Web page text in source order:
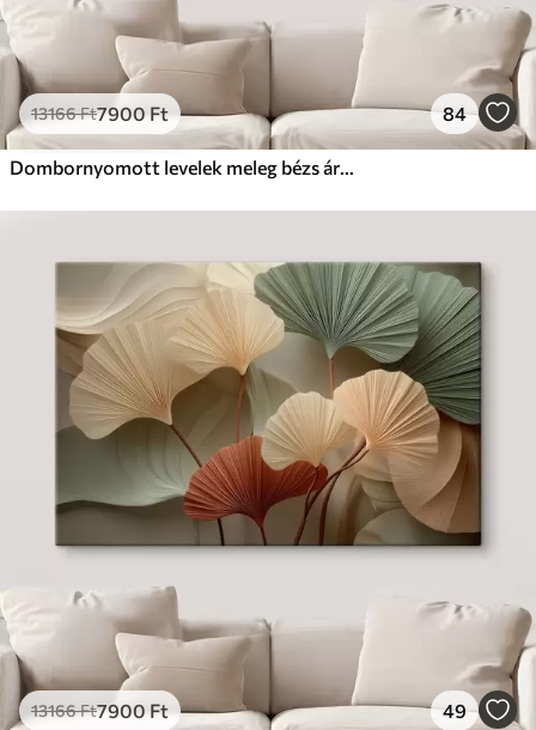
13166Ft7900 Ft 84
Dombornyomott levelek meleg bézs árnyalatokban
13166Ft7900Ft 49